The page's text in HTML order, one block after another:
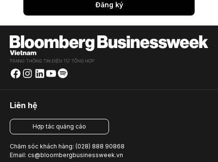
Đăng ký
Liên hệ
Hợp tác quảng cáo
Chăm sóc khách hàng: (028) 888 90868
Email: cs@bloombergbusinessweek.vn